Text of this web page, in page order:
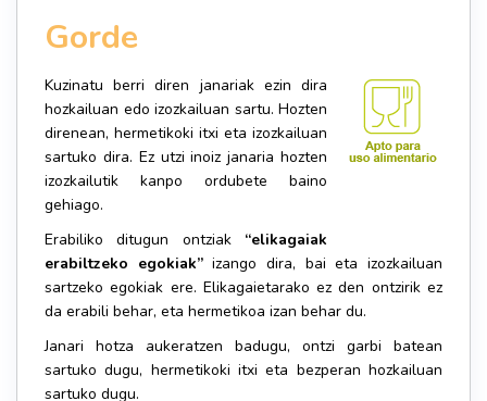
Gorde
Kuzinatu berri diren janariak ezin dira
hozkailuan edo izozkailuan sartu. Hozten
direnean, hermetikoki itxi eta izozkailuan
sartuko dira. Ez utzi inoiz janaria hozten
izozkailutik kanpo ordubete baino
gehiago.
Erabiliko ditugun ontziak “elikagaiak
erabiltzeko egokiak”izango dira, bai eta izozkailuan
sartzeko egokiak ere. Elikagaietarako ez den ontzirik ez
da erabili behar, eta hermetikoa izan behar du.
Janari hotza aukeratzen badugu, ontzi garbi batean
sartuko dugu, hermetikoki itxi eta bezperan hozkailuan
sartuko dugu.